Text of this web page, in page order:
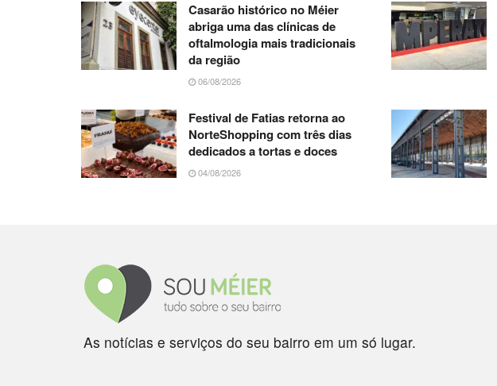
Casarão histórico no Méier
abriga uma das clínicas de
oftalmologia mais tradicionais
da região
06/08/2026
Festival de Fatias retorna ao
NorteShopping com três dias
dedicados a tortas e doces
04/08/2026
As notícias e serviços do seu bairro em um só lugar.